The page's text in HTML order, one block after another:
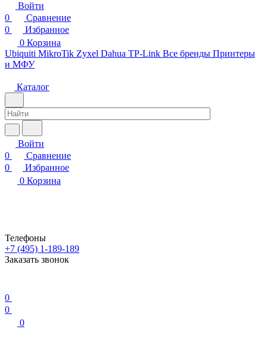
Войти
0
Сравнение
0
Избранное
0 Корзина
Ubiquiti MikroTik Zyxel Dahua TP-Link Все бренды Принтеры
и МФУ
Каталог
Войти
0
Сравнение
0
Избранное
0 Корзина
Телефоны
+7 (495) 1-189-189
Заказать звонок
0
0
0